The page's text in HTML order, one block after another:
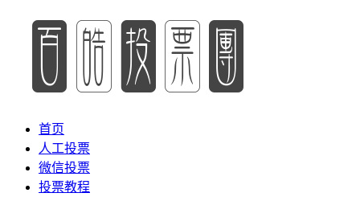
首页
人工投票
微信投票
投票教程